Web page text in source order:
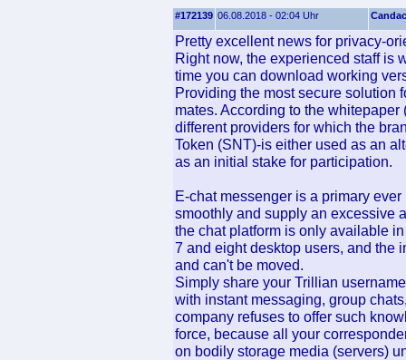
#172139 06.08.2018 - 02:04 Uhr
Pretty excellent news for privacy-
Right now, the experienced staff is
time you can download working
Providing the most secure solution
mates. According to the
different providers for which the
Token (SNT)-is either used as an
as an initial stake for participation.
E-chat messenger is a primary
smoothly and supply an excessive
the chat platform is only available
7 and eight desktop users, and the
and can't be moved.
Simply share your Trillian
with instant messaging, group
company refuses to offer such
force, because all your
on bodily storage media (servers)